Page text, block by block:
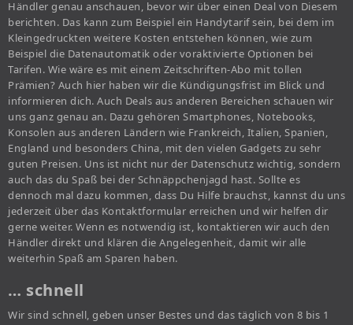
Händler genau anschauen, bevor wir über einen Deal von Diesem
berichten. Das kann zum Beispiel ein Handytarif sein, bei dem im
Kleingedruckten weitere Kosten entstehen können, wie zum
Beispiel die Datenautomatik oder voraktivierte Optionen bei
Tarifen. Wie wäre es mit einem Zeitschriften-Abo mit tollen
Prämien? Auch hier haben wir die Kündigungsfrist im Blick und
informieren dich. Auch Deals aus anderen Bereichen schauen wir
uns ganz genau an. Dazu gehören Smartphones, Notebooks,
Konsolen aus anderen Ländern wie Frankreich, Italien, Spanien,
England und besonders China, mit den vielen Gadgets zu sehr
guten Preisen. Uns ist nicht nur der Datenschutz wichtig, sondern
auch das du Spaß bei der Schnäppchenjagd hast. Sollte es
dennoch mal dazu kommen, dass Du Hilfe brauchst, kannst du uns
jederzeit über das Kontaktformular erreichen und wir helfen dir
gerne weiter. Wenn es notwendig ist, kontaktieren wir auch den
Händler direkt und klären die Angelegenheit, damit wir alle
weiterhin Spaß am Sparen haben.
… schnell
Wir sind schnell, geben unser Bestes und das täglich von 8 bis 1